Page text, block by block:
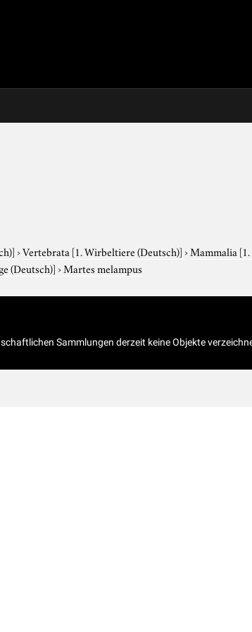
›Vertebrata [1. Wirbeltiere (Deutsch)]›Mammalia
(Deutsch)]›Martes melampus
Sammlungen derzeit keine Objekte